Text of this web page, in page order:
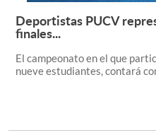
Deportistas PUCV
finales...
El campeonato en el que
nueve estudiantes, contará